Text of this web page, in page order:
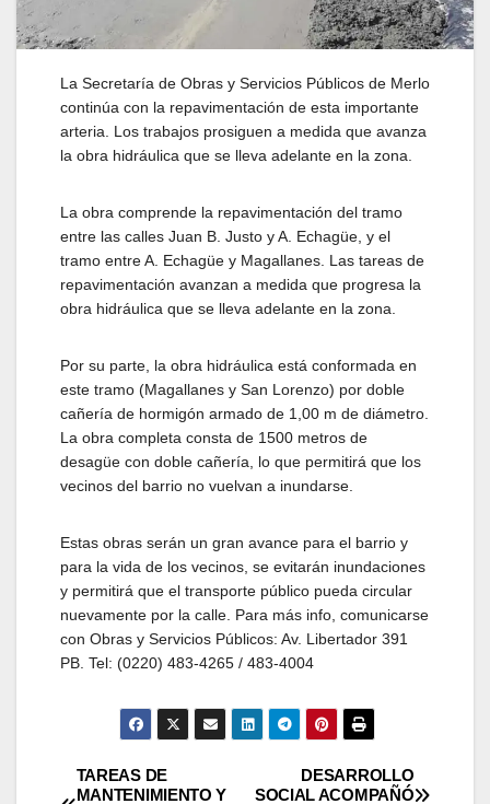
La Secretaría de Obras y Servicios Públicos de Merlo
continúa con la repavimentación de esta importante
arteria. Los trabajos prosiguen a medida que avanza
la obra hidráulica que se lleva adelante en la zona.
La obra comprende la repavimentación del tramo
entre las calles Juan B. Justo y A. Echagüe, y el
tramo entre A. Echagüe y Magallanes. Las tareas de
repavimentación avanzan a medida que progresa la
obra hidráulica que se lleva adelante en la zona.
Por su parte, la obra hidráulica está conformada en
este tramo (Magallanes y San Lorenzo) por doble
cañería de hormigón armado de 1,00 m de diámetro.
La obra completa consta de 1500 metros de
desagüe con doble cañería, lo que permitirá que los
vecinos del barrio no vuelvan a inundarse.
Estas obras serán un gran avance para el barrio y
para la vida de los vecinos, se evitarán inundaciones
y permitirá que el transporte público pueda circular
nuevamente por la calle. Para más info, comunicarse
con Obras y Servicios Públicos: Av. Libertador 391
PB. Tel: (0220) 483-4265 / 483-4004
Navegación
DESARROLLO
SOCIAL ACOMPAÑÓ
TAREAS DE
MANTENIMIENTO Y